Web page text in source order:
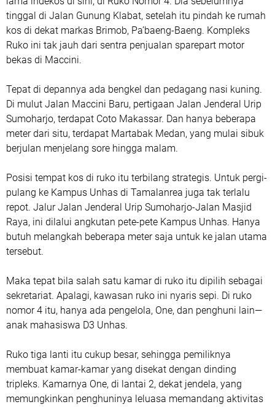
tinggal di Jalan Gunung Klabat, setelah itu pindah ke rumah
kos di dekat markas Brimob, Pa’baeng-Baeng. Kompleks
Ruko ini tak jauh dari sentra penjualan sparepart motor
bekas di Maccini.
Tepat di depannya ada bengkel dan pedagang nasi kuning.
Di mulut Jalan Maccini Baru, pertigaan Jalan Jenderal Urip
Sumoharjo, terdapat Coto Makassar. Dan hanya beberapa
meter dari situ, terdapat Martabak Medan, yang mulai sibuk
berjulan menjelang sore hingga malam.
Posisi tempat kos di ruko itu terbilang strategis. Untuk pergi-
pulang ke Kampus Unhas di Tamalanrea juga tak terlalu
repot. Jalur Jalan Jenderal Urip Sumoharjo-Jalan Masjid
Raya, ini dilalui angkutan pete-pete Kampus Unhas. Hanya
butuh melangkah beberapa meter saja untuk ke jalan utama
tersebut.
Maka tepat bila salah satu kamar di ruko itu dipilih sebagai
sekretariat. Apalagi, kawasan ruko ini nyaris sepi. Di ruko
nomor 4 itu, hanya ada pengelola, One, dan penghuni lain—
anak mahasiswa D3 Unhas.
Ruko tiga lanti itu cukup besar, sehingga pemiliknya
membuat kamar-kamar yang disekat dengan dinding
tripleks. Kamarnya One, di lantai 2, dekat jendela, yang
memungkinkan penghuninya leluasa memandang aktivitas